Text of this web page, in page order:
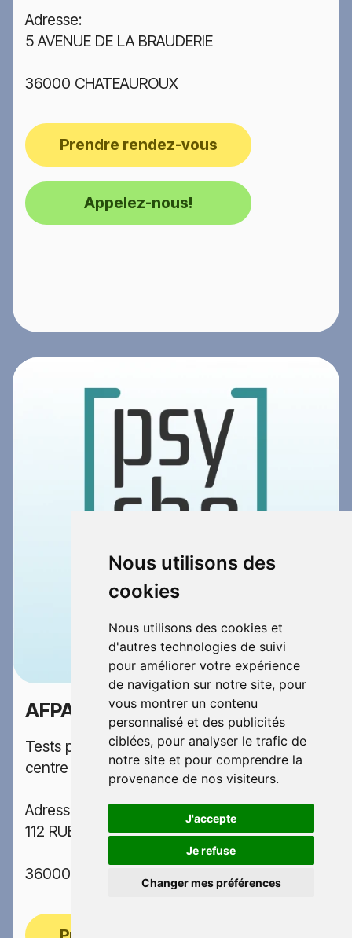
Nous utilisons des
cookies
Nous utilisons des cookies et
d'autres technologies de suivi
pour améliorer votre expérience
de navigation sur notre site, pour
vous montrer un contenu
personnalisé et des publicités
ciblées, pour analyser le trafic de
notre site et pour comprendre la
provenance de nos visiteurs.
J'accepte
Je refuse
Changer mes préférences
Adresse:
5 AVENUE DE LA BRAUDERIE
36000 CHATEAUROUX
Prendre rendez-vous
Appelez-nous!
AFPA Pas de prix indiqué
Tests psychotechniques permis dans le
centre AFPA situé en Indre
Adresse:
112 RUE RASPAIL
36000 CHATEAUROUX